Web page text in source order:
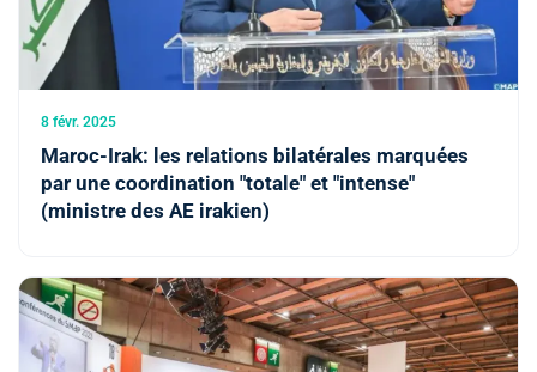
8 févr. 2025
Maroc-Irak: les relations bilatérales marquées
par une coordination "totale" et "intense"
(ministre des AE irakien)